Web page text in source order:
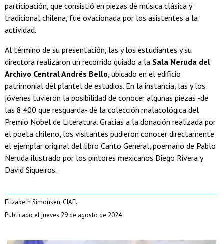
participación, que consistió en piezas de música clásica y
tradicional chilena, fue ovacionada por los asistentes a la
actividad.
Al término de su presentación, las y los estudiantes y su
directora realizaron un recorrido guiado a la Sala Neruda del
Archivo Central Andrés Bello, ubicado en el edificio
patrimonial del plantel de estudios. En la instancia, las y los
jóvenes tuvieron la posibilidad de conocer algunas piezas -de
las 8.400 que resguarda- de la colección malacológica del
Premio Nobel de Literatura. Gracias a la donación realizada por
el poeta chileno, los visitantes pudieron conocer directamente
el ejemplar original del libro Canto General, poemario de Pablo
Neruda ilustrado por los pintores mexicanos Diego Rivera y
David Siqueiros.
Elizabeth Simonsen, CIAE.
Publicado el jueves 29 de agosto de 2024